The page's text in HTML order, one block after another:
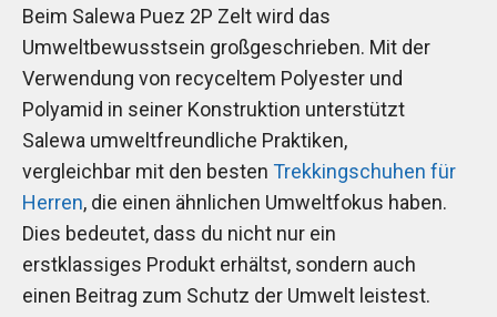
Beim Salewa Puez 2P Zelt wird das
Umweltbewusstsein großgeschrieben. Mit der
Verwendung von recyceltem Polyester und
Polyamid in seiner Konstruktion unterstützt
Salewa umweltfreundliche Praktiken,
vergleichbar mit den besten Trekkingschuhen für
Herren, die einen ähnlichen Umweltfokus haben.
Dies bedeutet, dass du nicht nur ein
erstklassiges Produkt erhältst, sondern auch
einen Beitrag zum Schutz der Umwelt leistest.